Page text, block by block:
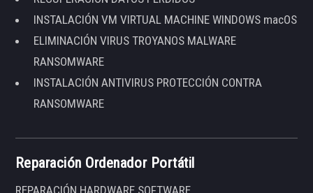
INSTALACIÓN VM VIRTUAL MACHINE WINDOWS macOS
ELIMINACIÓN VIRUS TROYANOS MALWARE
RANSOMWARE
INSTALACIÓN ANTIVIRUS PROTECCIÓN CONTRA
RANSOMWARE
Reparación Ordenador Portátil
REPARACIÓN HARDWARE SOFTWARE